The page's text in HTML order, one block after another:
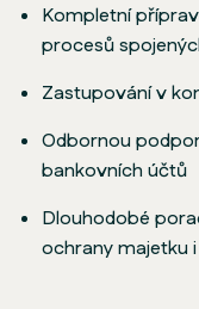
Kompletní
procesů
Zastupování v
Odbornou
bankovních účtů
Dlouhodobé
ochrany majetku